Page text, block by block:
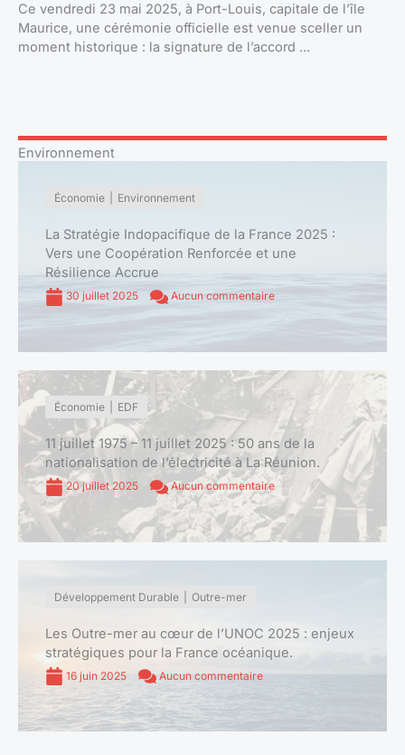
Ce vendredi 23 mai 2025, à Port-Louis, capitale de l’île
Maurice, une cérémonie officielle est venue sceller un
moment historique : la signature de l’accord ...
Environnement
Économie Environnement
La Stratégie Indopacifique de la France 2025 :
Vers une Coopération Renforcée et une
Résilience Accrue
30 juillet 2025 Aucun commentaire
Économie EDF
11 juillet 1975 – 11 juillet 2025 : 50 ans de la
nationalisation de l’électricité à La Réunion.
20 juillet 2025 Aucun commentaire
Développement Durable Outre-mer
Les Outre-mer au cœur de l’UNOC 2025 : enjeux
stratégiques pour la France océanique.
16 juin 2025 Aucun commentaire